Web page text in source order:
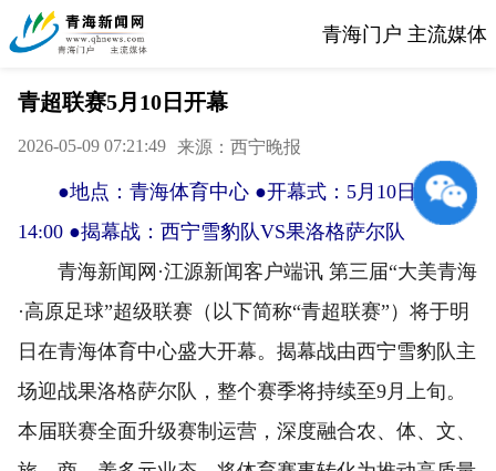
青海门户 主流媒体
青超联赛5月10日开幕
2026-05-09 07:21:49 来源：西宁晚报
●地点：青海体育中心 ●开幕式：5月10日
14:00 ●揭幕战：西宁雪豹队VS果洛格萨尔队
青海新闻网·江源新闻客户端讯 第三届“大美青海
·高原足球”超级联赛（以下简称“青超联赛”）将于明
日在青海体育中心盛大开幕。揭幕战由西宁雪豹队主
场迎战果洛格萨尔队，整个赛季将持续至9月上旬。
本届联赛全面升级赛制运营，深度融合农、体、文、